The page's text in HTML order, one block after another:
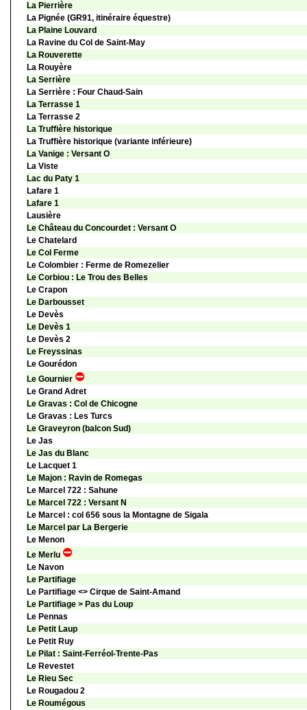
La Pierrière
La Pignée (GR91, itinéraire équestre)
La Plaine Louvard
La Ravine du Col de Saint-May
La Rouverette
La Rouyère
La Serrière
La Serrière : Four Chaud-Sain
La Terrasse 1
La Terrasse 2
La Truffière historique
La Truffière historique (variante inférieure)
La Vanige : Versant O
La Viste
Lac du Paty 1
Lafare 1
Lafare 1
Lausière
Le Château du Concourdet : Versant O
Le Chatelard
Le Col Ferme
Le Colombier : Ferme de Romezelier
Le Corbiou : Le Trou des Belles
Le Crapon
Le Darbousset
Le Devès
Le Devès 1
Le Devès 2
Le Freyssinas
Le Gourédon
Le Gournier
Le Grand Adret
Le Gravas : Col de Chicogne
Le Gravas : Les Turcs
Le Graveyron (balcon Sud)
Le Jas
Le Jas du Blanc
Le Lacquet 1
Le Majon : Ravin de Romegas
Le Marcel 722 : Sahune
Le Marcel 722 : Versant N
Le Marcel : col 656 sous la Montagne de Sigala
Le Marcel par La Bergerie
Le Menon
Le Merlu
Le Navon
Le Partifiage
Le Partifiage <> Cirque de Saint-Amand
Le Partifiage > Pas du Loup
Le Pennas
Le Petit Laup
Le Petit Ruy
Le Pilat : Saint-Ferréol-Trente-Pas
Le Revestet
Le Rieu Sec
Le Rougadou 2
Le Roumégous